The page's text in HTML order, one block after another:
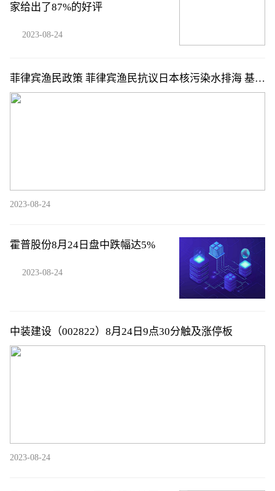
家给出了87%的好评
2023-08-24
菲律宾渔民政策 菲律宾渔民抗议日本核污染水排海 基本
情况讲解
2023-08-24
霍普股份8月24日盘中跌幅达5%
2023-08-24
中装建设（002822）8月24日9点30分触及涨停板
2023-08-24